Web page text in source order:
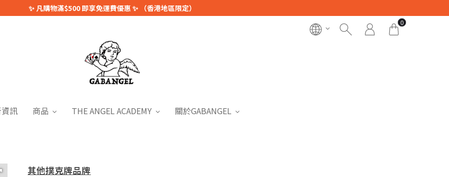
✨ 凡購物滿$500 即享免運費優惠 ✨ （香港地區限定）
0
訊 商品 THE ANGEL ACADEMY 關於GABANGEL
其他撲克牌品牌